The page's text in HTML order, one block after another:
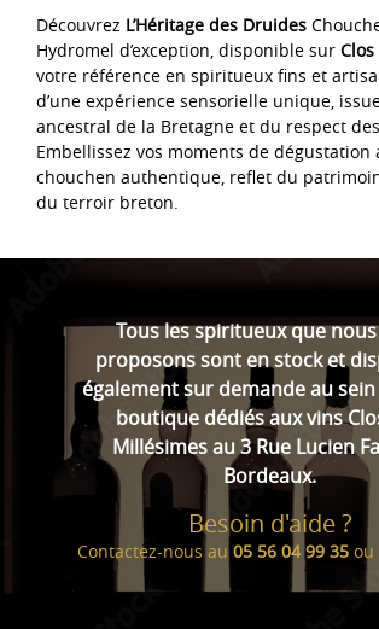
Découvrez L’Héritage des Druides
Hydromel d’exception, disponible sur
votre référence en spiritueux fins et
d’une expérience sensorielle unique,
ancestral de la Bretagne et du respect
Embellissez vos moments de dégustation
chouchen authentique, reflet du
du terroir breton.
Tous les spiritueux que
proposons sont en stock et
également sur demande au
boutique dédiés aux vins
Millésimes au 3 Rue Lucien
Bordeaux.
Besoin d'aide ?
Contactez-nous au 05 56 04 99 35 ou